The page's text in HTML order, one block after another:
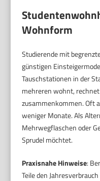
Wohnform
Studierende mit
günstigen
Tauschstationen in der
mehreren wohnt,
zusammenkommen. Oft
weniger Monate. Als
Mehrwegflaschen oder
Sprudel möchtet.
Praxisnahe Hinweise:
Teile den